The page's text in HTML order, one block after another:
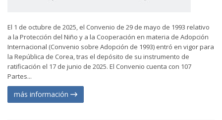
El 1 de octubre de 2025, el Convenio de 29 de mayo de 1993 relativo
a la Protección del Niño y a la Cooperación en materia de Adopción
Internacional (Convenio sobre Adopción de 1993) entró en vigor para
la República de Corea, tras el depósito de su instrumento de
ratificación el 17 de junio de 2025. El Convenio cuenta con 107
Partes...
más información